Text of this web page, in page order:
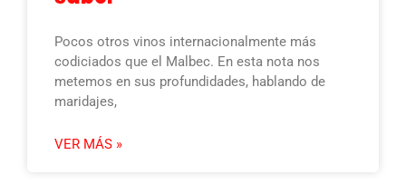
Pocos otros vinos internacionalmente más
codiciados que el Malbec. En esta nota nos
metemos en sus profundidades, hablando de
maridajes,
VER MÁS »